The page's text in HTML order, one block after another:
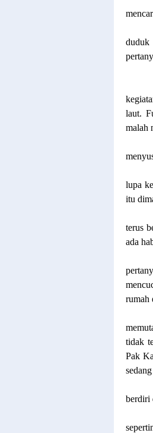
laut.
malah
lupa
itu
terus
ada
rumah
tidak
Pak
berdiri